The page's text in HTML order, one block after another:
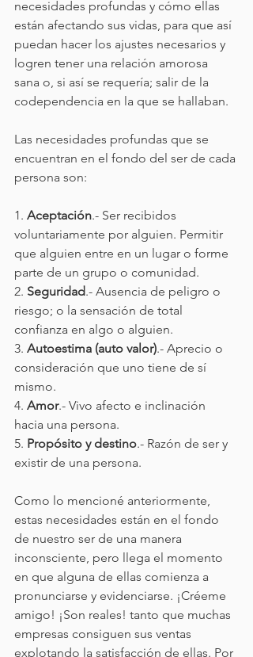
necesidades profundas y cómo ellas
están afectando sus vidas, para que así
puedan hacer los ajustes necesarios y
logren tener una relación amorosa
sana o, si así se requería; salir de la
codependencia en la que se hallaban.
Las necesidades profundas que se
encuentran en el fondo del ser de cada
persona son:
1. Aceptación.- Ser recibidos
voluntariamente por alguien. Permitir
que alguien entre en un lugar o forme
parte de un grupo o comunidad.
2. Seguridad.- Ausencia de peligro o
riesgo; o la sensación de total
confianza en algo o alguien.
3. Autoestima (auto valor).- Aprecio o
consideración que uno tiene de sí
mismo.
4. Amor.- Vivo afecto e inclinación
hacia una persona.
5. Propósito y destino.- Razón de ser y
existir de una persona.
Como lo mencioné anteriormente,
estas necesidades están en el fondo
de nuestro ser de una manera
inconsciente, pero llega el momento
en que alguna de ellas comienza a
pronunciarse y evidenciarse. ¡Créeme
amigo! ¡Son reales! tanto que muchas
empresas consiguen sus ventas
explotando la satisfacción de ellas. Por